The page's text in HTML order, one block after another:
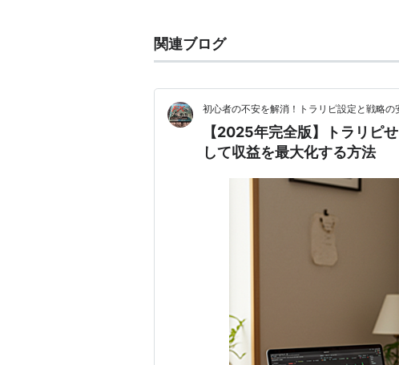
関連ブログ
初心者の不安を解消！トラリピ設定と戦略の
【2025年完全版】トラリピ
して収益を最大化する方法